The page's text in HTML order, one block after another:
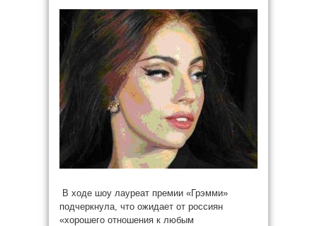
В ходе шоу лауреат премии «Грэмми»
подчеркнула, что ожидает от россиян
«хорошего отношения к любым